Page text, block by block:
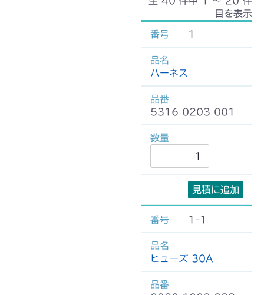
目を表示
1
ハーネス
5316 0203 001
見積に追加
1-1
ヒューズ 30A